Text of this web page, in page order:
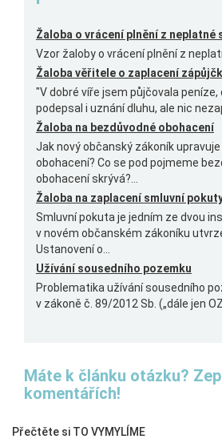
Žaloba o vrácení plnění z neplatné
Vzor žaloby o vrácení plnění z
Žaloba věřitele o zaplacení
"V dobré víře jsem půjčovala peníze,
podepsal i uznání dluhu, ale nic
Žaloba na bezdůvodné obohacení
Jak nový občanský zákoník
obohacení? Co se pod pojmeme
obohacení skrývá?...
Žaloba na zaplacení smluvní
Smluvní pokuta je jedním ze dvou
v novém občanském zákoníku
Ustanovení o...
Užívání sousedního pozemku
Problematika užívání sousedního
v zákoně č. 89/2012 Sb. („dále jen
Máte k článku otázku?
komentářích!
Přečtěte si TO VYMYLÍME